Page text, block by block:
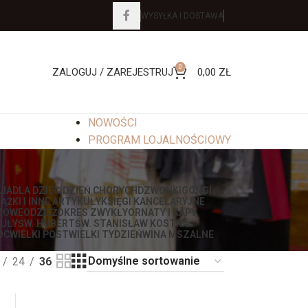
WYSYŁKA I DOSTAWA
ZALOGUJ / ZAREJESTRUJ 0 0,00 ZŁ
NOWOŚCI
PROGRAM LOJALNOŚCIOWY
DLA DZIECI DZIEŃ CHORYCH DZWONKI GONGI
I INNE ARTYKUŁYKSIĘGI KANCELARYJNE
ODZIEŻOKRES ZWYKŁYORNATY I KAPY
ŚW. HUBERTŚW. STANISŁAW KOSTKA
WIELKI POSTWIELKI TYDZIEŃWINA MSZALNE
24 36